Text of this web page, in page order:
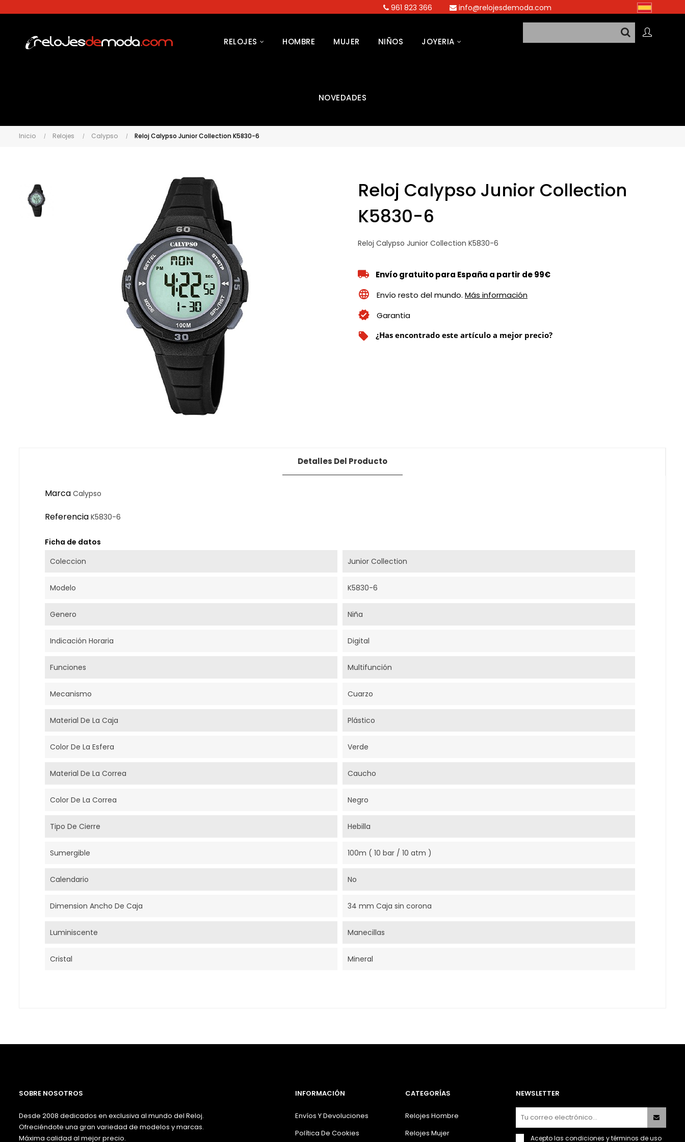
961 823 366 info@relojesdemoda.com
RELOJES HOMBRE MUJER NIÑOS JOYERIA
NOVEDADES
Inicio Relojes Calypso Reloj Calypso Junior Collection K5830-6
Reloj Calypso Junior Collection
K5830-6
Reloj Calypso Junior Collection K5830-6
Envío gratuito para España a partir de 99€
Envío resto del mundo. Más información
Garantia
local_offer ¿Has encontrado este artículo a mejor precio?
Detalles Del Producto
Marca Calypso
Referencia K5830-6
Ficha de datos
Coleccion
Junior Collection
Modelo K5830-6
Genero Niña
Indicación Horaria Digital
Funciones Multifunción
Mecanismo Cuarzo
Material De La Caja Plástico
Color De La Esfera Verde
Material De La Correa Caucho
Color De La Correa Negro
Tipo De Cierre Hebilla
Sumergible 100m ( 10 bar / 10 atm )
Calendario No
Dimension Ancho De Caja 34 mm Caja sin corona
Luminiscente Manecillas
Cristal Mineral
SOBRE NOSOTROS
Desde 2008 dedicados en exclusiva al mundo del Reloj.
Ofreciéndote una gran variedad de modelos y marcas.
Máxima calidad al mejor precio.
INFORMACIÓN
Envíos Y Devoluciones
Política De Cookies
CATEGORÍAS
Relojes Hombre
Relojes Mujer
NEWSLETTER
Acepto las condiciones y términos de uso